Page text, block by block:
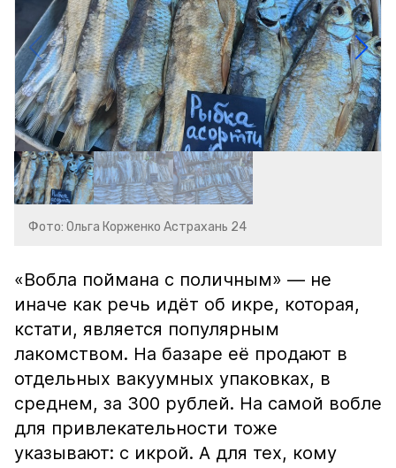
Фото: Ольга Корженко Астрахань 24
«Вобла поймана с поличным» — не
иначе как речь идёт об икре, которая,
кстати, является популярным
лакомством. На базаре её продают в
отдельных вакуумных упаковках, в
среднем, за 300 рублей. На самой вобле
для привлекательности тоже
указывают: с икрой. А для тех, кому